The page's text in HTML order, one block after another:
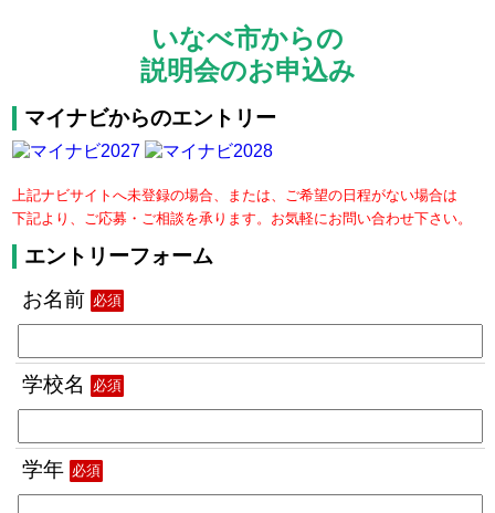
いなべ市からの
説明会のお申込み
マイナビからのエントリー
上記ナビサイトへ未登録の場合、または、ご希望の日程がない場合は
下記より、ご応募・ご相談を承ります。お気軽にお問い合わせ下さい。
エントリーフォーム
お名前 必須
学校名 必須
学年 必須